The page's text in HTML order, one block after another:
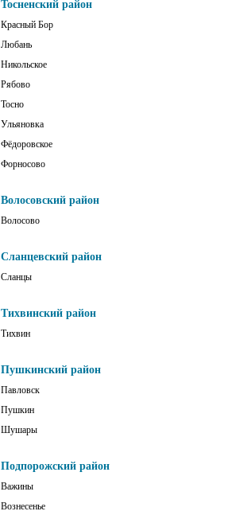
Тосненский район
Красный Бор
Любань
Никольское
Рябово
Тосно
Ульяновка
Фёдоровское
Форносово
Волосовский район
Волосово
Сланцевский район
Сланцы
Тихвинский район
Тихвин
Пушкинский район
Павловск
Пушкин
Шушары
Подпорожский район
Важины
Вознесенье